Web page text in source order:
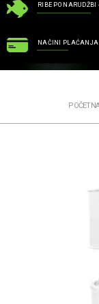
RIBE PO NARUDŽBI
NAČINI PLAĆANJA